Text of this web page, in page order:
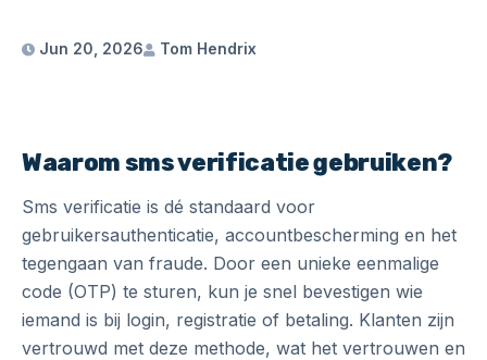
Jun 20, 2026 Tom Hendrix
Waarom sms verificatie gebruiken?
Sms verificatie is dé standaard voor
gebruikersauthenticatie, accountbescherming en het
tegengaan van fraude. Door een unieke eenmalige
code (OTP) te sturen, kun je snel bevestigen wie
iemand is bij login, registratie of betaling. Klanten zijn
vertrouwd met deze methode, wat het vertrouwen en